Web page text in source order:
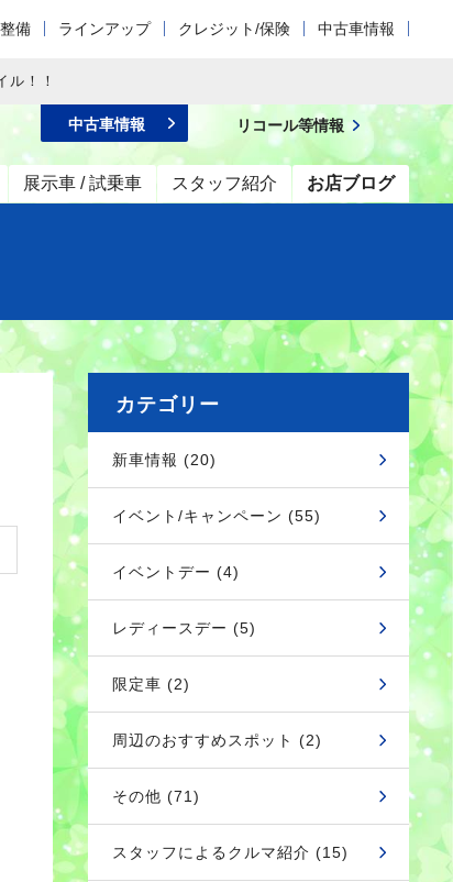
備 ラインアップ クレジット/保険 中古車情報
ル！！
展示車 / 試乗車 スタッフ紹介 お店ブログ
中古車情報 リコール等情報
カテゴリー
新車情報 (20)
イベント/キャンペーン (55)
イベントデー (4)
レディースデー (5)
限定車 (2)
周辺のおすすめスポット (2)
その他 (71)
スタッフによるクルマ紹介 (15)